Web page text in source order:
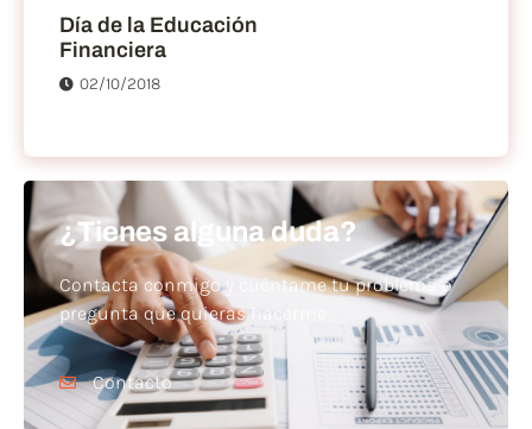
Día de la Educación
Financiera
02/10/2018
¿Tienes alguna duda?
Contacta conmigo y cuéntame tu problema o
pregunta que quieras hacerme
Contacto